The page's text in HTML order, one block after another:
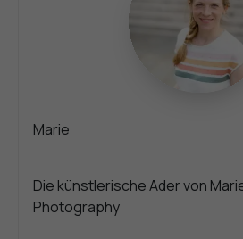
Marie
Die künstlerische Ader von
Photography